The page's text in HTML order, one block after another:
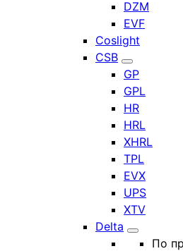
DZM
EVF
Coslight
CSB
GP
GPL
HR
HRL
XHRL
TPL
EVX
UPS
XTV
Delta
По